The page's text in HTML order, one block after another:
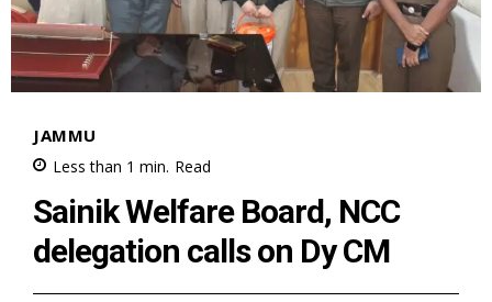
JAMMU
Less than 1 min. Read
Sainik Welfare Board, NCC
delegation calls on Dy CM